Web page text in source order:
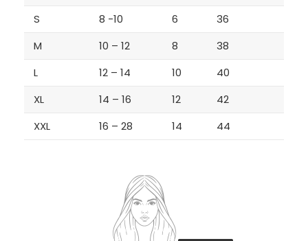
S
8 -10 6
36
M
10 – 12 8
38
L
12 – 14 10
40
XL
14 – 16 12
42
XXL
16 – 28 14 44